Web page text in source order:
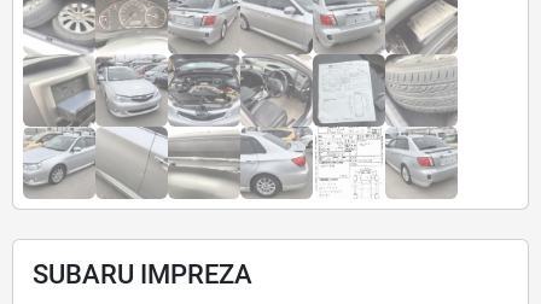
SUBARU IMPREZA